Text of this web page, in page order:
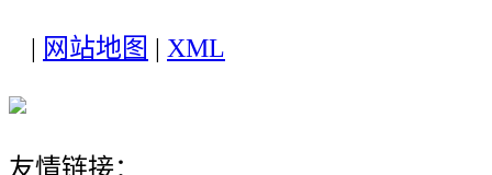
网站地图 XML
友情链接：